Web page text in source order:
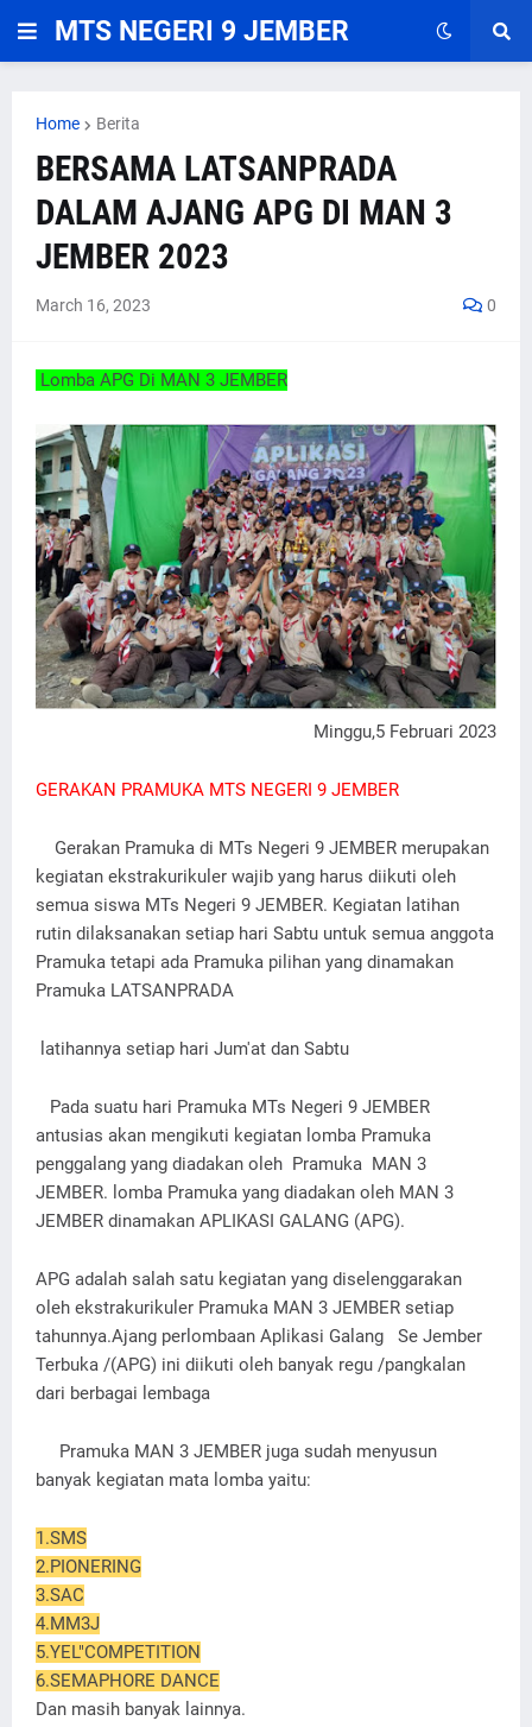
MTS NEGERI 9 JEMBER
Home Berita
BERSAMA LATSANPRADA
DALAM AJANG APG DI MAN 3
JEMBER 2023
March 16, 2023 0
Lomba APG Di MAN 3 JEMBER
Minggu,5 Februari 2023
GERAKAN PRAMUKA MTS NEGERI 9 JEMBER
Gerakan Pramuka di MTs Negeri 9 JEMBER merupakan
kegiatan ekstrakurikuler wajib yang harus diikuti oleh
semua siswa MTs Negeri 9 JEMBER. Kegiatan latihan
rutin dilaksanakan setiap hari Sabtu untuk semua anggota
Pramuka tetapi ada Pramuka pilihan yang dinamakan
Pramuka LATSANPRADA
latihannya setiap hari Jum'at dan Sabtu
Pada suatu hari Pramuka MTs Negeri 9 JEMBER
antusias akan mengikuti kegiatan lomba Pramuka
penggalang yang diadakan oleh Pramuka MAN 3
JEMBER. lomba Pramuka yang diadakan oleh MAN 3
JEMBER dinamakan APLIKASI GALANG (APG).
APG adalah salah satu kegiatan yang diselenggarakan
oleh ekstrakurikuler Pramuka MAN 3 JEMBER setiap
tahunnya.Ajang perlombaan Aplikasi Galang Se Jember
Terbuka /(APG) ini diikuti oleh banyak regu /pangkalan
dari berbagai lembaga
Pramuka MAN 3 JEMBER juga sudah menyusun
banyak kegiatan mata lomba yaitu:
1.SMS
2.PIONERING
3.SAC
4.MM3J
5.YEL"COMPETITION
6.SEMAPHORE DANCE
Dan masih banyak lainnya.